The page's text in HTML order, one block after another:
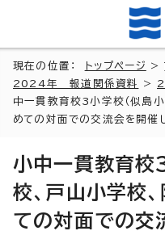
現在の位置： トップページ >
2024年 報道関係資料
>
中一貫教育校3小学校（似島
めての対面での交流会を開催し
小中一貫教育校
校、戸山小学校
ての対面での交